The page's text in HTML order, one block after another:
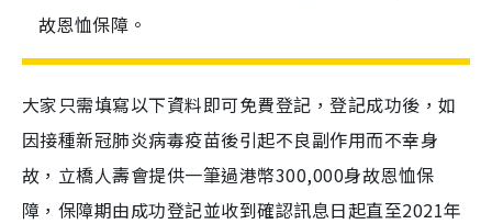
故恩恤保障。
大家只需填寫以下資料即可免費登記，登記成功後，如
因接種新冠肺炎病毒疫苗後引起不良副作用而不幸身
故，立橋人壽會提供一筆過港幣300,000身故恩恤保
障，保障期由成功登記並收到確認訊息日起直至2021年